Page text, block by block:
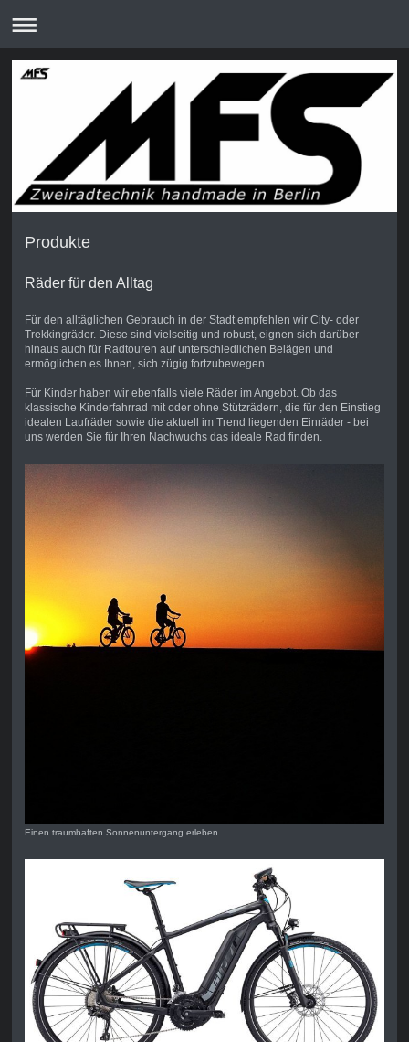
Produkte
Räder für den Alltag
Für den alltäglichen Gebrauch in der Stadt empfehlen wir City- oder
Trekkingräder. Diese sind vielseitig und robust, eignen sich darüber
hinaus auch für Radtouren auf unterschiedlichen Belägen und
ermöglichen es Ihnen, sich zügig fortzubewegen.
Für Kinder haben wir ebenfalls viele Räder im Angebot. Ob das
klassische Kinderfahrrad mit oder ohne Stützrädern, die für den Einstieg
idealen Laufräder sowie die aktuell im Trend liegenden Einräder - bei
uns werden Sie für Ihren Nachwuchs das ideale Rad finden.
Einen traumhaften Sonnenuntergang erleben...